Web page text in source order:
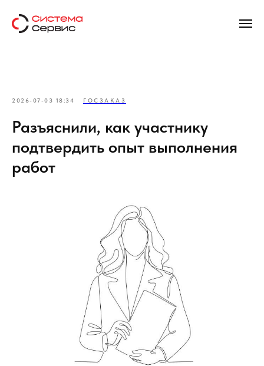
2026-07-03 18:34 ГОСЗАКАЗ
Разъяснили, как участнику
подтвердить опыт выполнения
работ